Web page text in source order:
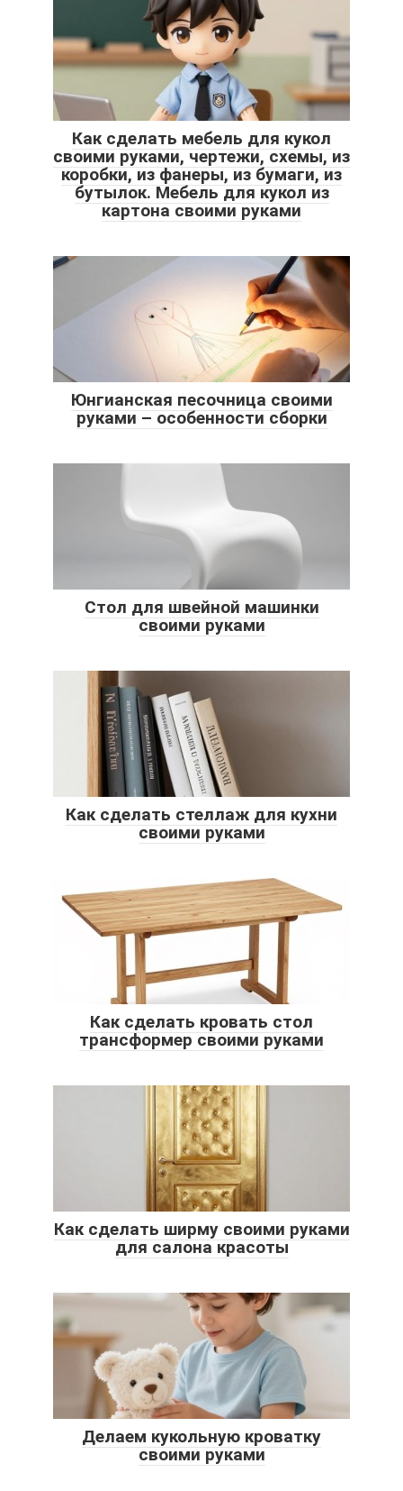
Как сделать мебель для кукол
своими руками, чертежи, схемы, из
коробки, из фанеры, из бумаги, из
бутылок. Мебель для кукол из
картона своими руками
Юнгианская песочница своими
руками – особенности сборки
Стол для швейной машинки
своими руками
Как сделать стеллаж для кухни
своими руками
Как сделать кровать стол
трансформер своими руками
Как сделать ширму своими руками
для салона красоты
Делаем кукольную кроватку
своими руками